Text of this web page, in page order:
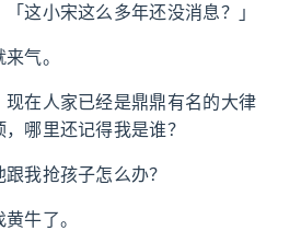
这小宋这么多年还没消息？」
气。
在人家已经是鼎鼎有名的大律
哪里还记得我是谁？
我抢孩子怎么办？
牛了。